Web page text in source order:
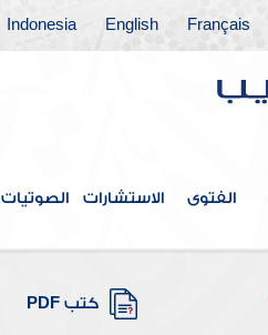
Français
English
Indonesia
الفتوى الاستشارات الصوتيات
كتب PDF